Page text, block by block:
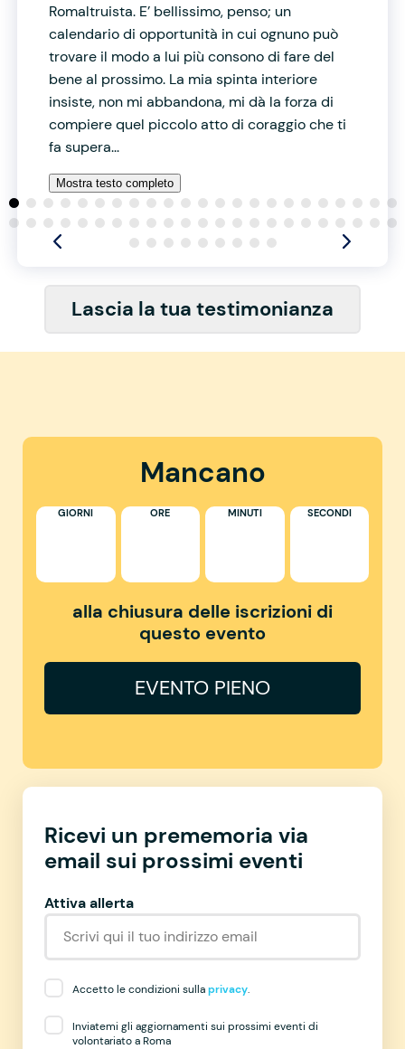
Romaltruista. E’ bellissimo, penso; un
calendario di opportunità in cui ognuno può
trovare il modo a lui più consono di fare del
bene al prossimo. La mia spinta interiore
insiste, non mi abbandona, mi dà la forza di
compiere quel piccolo atto di coraggio che ti
fa supera...
Mostra testo completo
Lascia la tua testimonianza
Mancano
GIORNI ORE MINUTI SECONDI
alla chiusura delle iscrizioni di
questo evento
EVENTO PIENO
Ricevi un prememoria via
email sui prossimi eventi
Attiva allerta
Accetto le condizioni sullaprivacy.
Inviatemi gli aggiornamenti sui prossimi eventi di
volontariato a Roma